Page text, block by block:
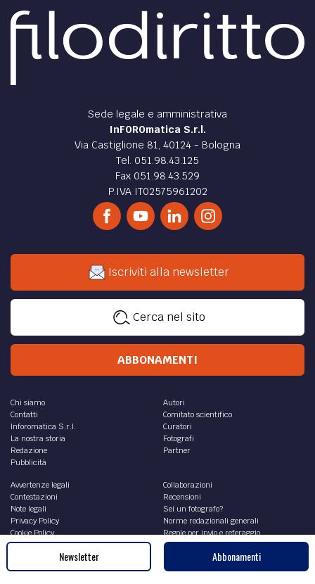
Sede legale e amministrativa
InFOROmatica S.r.l.
Via Castiglione 81, 40124 - Bologna
Tel. 051.98.43.125
Fax 051.98.43.529
P.IVA IT02575961202
Iscriviti alla newsletter
Cerca nel sito
ABBONAMENTI
Chi siamo
Contatti
Inforomatica S.r.l.
La nostra storia
Redazione
Pubblicità
Autori
Comitato scientifico
Curatori
Fotografi
Partner
Avvertenze legali
Contestazioni
Note legali
Privacy Policy
Cookie Policy
Collaborazioni
Recensioni
Sei un fotografo?
Norme redazionali generali
Regole per invio e referaggio
RSS contributiNewsletter Abbonamenti